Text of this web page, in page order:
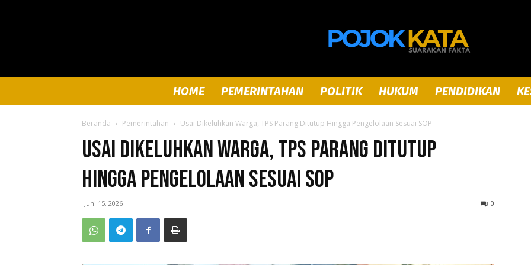
Pojok
HOME PEMERINTAHAN POLITIK HUKUM PENDIDIKAN
Beranda Pemerintahan Usai Dikeluhkan Warga, TPS Parang Ditutup Hingga Pengelolaan Sesuai SOP
Usai Dikeluhkan Warga, TPS Parang Ditutup
Hingga Pengelolaan Sesuai SOP
Juni 15, 2026 0